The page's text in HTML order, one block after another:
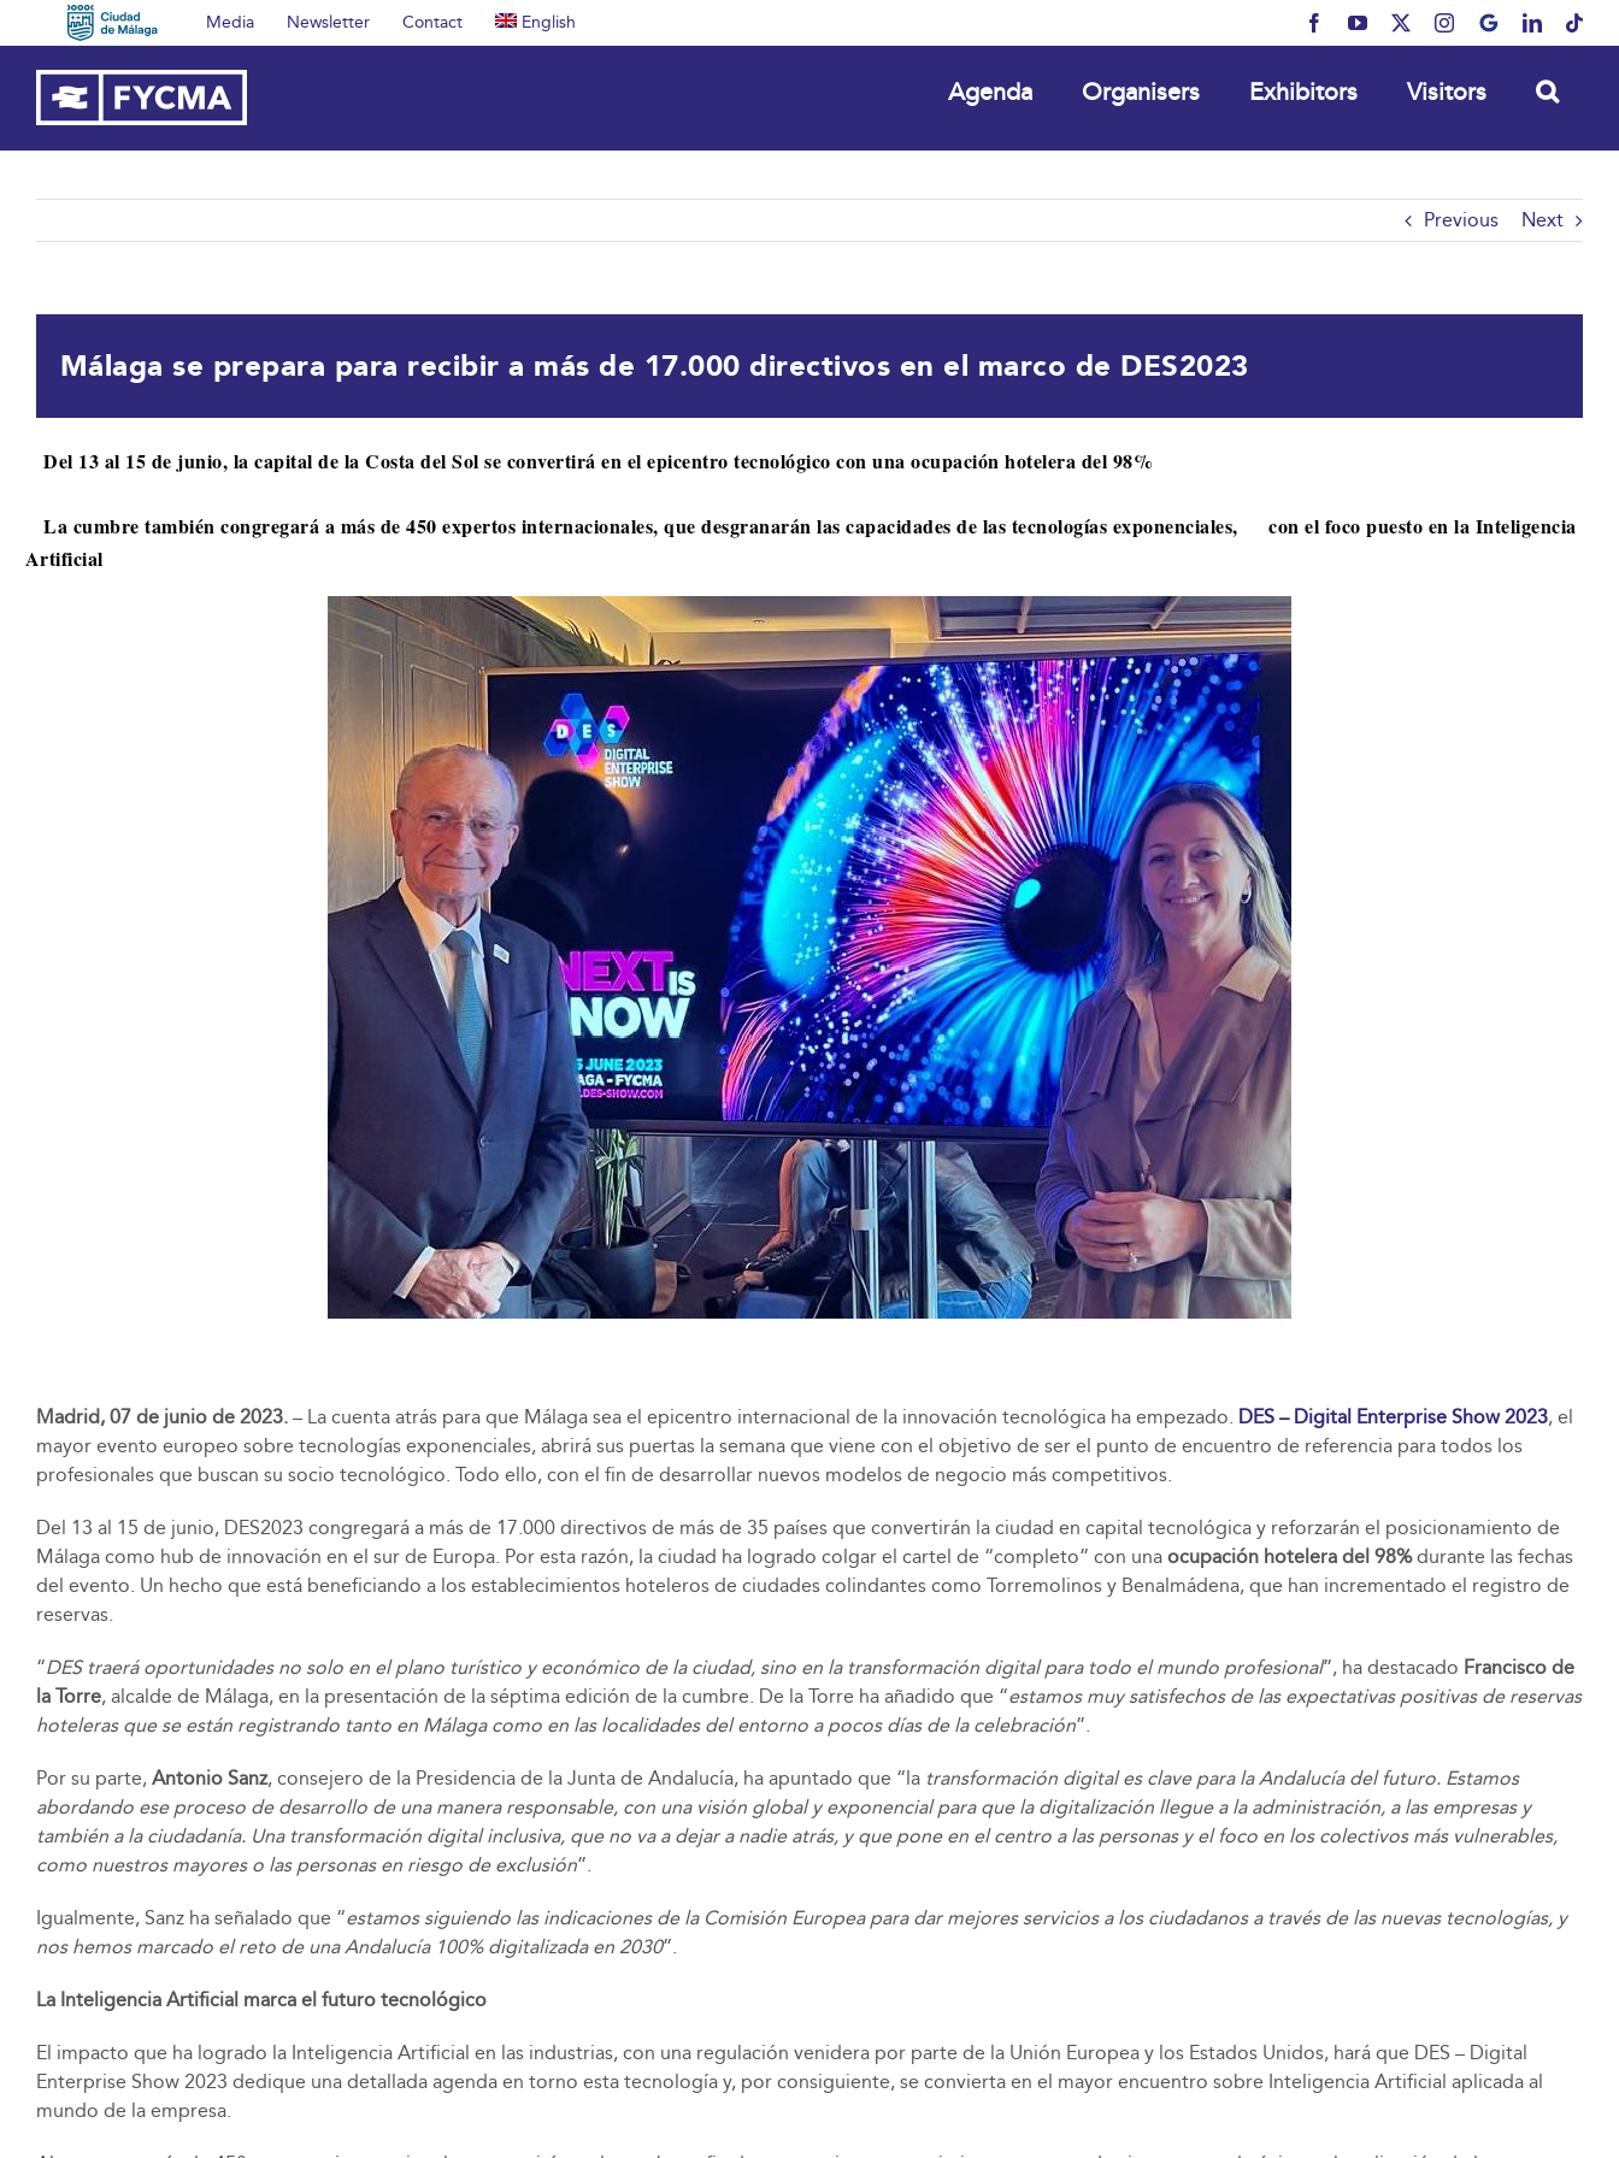
to
content
Media Newsletter Contact English FacebookYouTube Instagram
MyBusinessLinkedIn
Agenda Organisers Exhibitors Visitors
Previous Next
Málaga se prepara para recibir a más de 17.000 directivos en el marco de DES2023
Del 13 al 15 de junio, la capital de la Costa del Sol se convertirá en el epicentro tecnológico con una ocupación hotelera del 98%
La cumbre también congregará a más de 450 expertos internacionales, que desgranarán las capacidades de las tecnologías exponenciales, con el foco puesto en la Inteligencia
Artificial
Madrid, 07 de junio de 2023.– La cuenta atrás para que Málaga sea el epicentro internacional de la innovación tecnológica ha empezado. DES – Digital Enterprise Show 2023, el
mayor evento europeo sobre tecnologías exponenciales, abrirá sus puertas la semana que viene con el objetivo de ser el punto de encuentro de referencia para todos los
profesionales que buscan su socio tecnológico. Todo ello, con el fin de desarrollar nuevos modelos de negocio más competitivos.
Del 13 al 15 de junio, DES2023 congregará a más de 17.000 directivos de más de 35 países que convertirán la ciudad en capital tecnológica y reforzarán el posicionamiento de
Málaga como hub de innovación en el sur de Europa. Por esta razón, la ciudad ha logrado colgar el cartel de “completo” con una ocupación hotelera del 98%durante las fechas
del evento. Un hecho que está beneficiando a los establecimientos hoteleros de ciudades colindantes como Torremolinos y Benalmádena, que han incrementado el registro de
reservas.
“DES traerá oportunidades no solo en el plano turístico y económico de la ciudad, sino en la transformación digital para todo el mundo profesional”, ha destacado Francisco de
la Torre, alcalde de Málaga, en la presentación de la séptima edición de la cumbre. De la Torre ha añadido que “estamos muy satisfechos de las expectativas positivas de reservas
hoteleras que se están registrando tanto en Málaga como en las localidades del entorno a pocos días de la celebración”.
Por su parte, Antonio Sanz, consejero de la Presidencia de la Junta de Andalucía, ha apuntado que “la transformación digital es clave para la Andalucía del futuro. Estamos
abordando ese proceso de desarrollo de una manera responsable, con una visión global y exponencial para que la digitalización llegue a la administración, a las empresas y
también a la ciudadanía. Una transformación digital inclusiva, que no va a dejar a nadie atrás, y que pone en el centro a las personas y el foco en los colectivos más vulnerables,
como nuestros mayores o las personas en riesgo de exclusión”.
Igualmente, Sanz ha señalado que “estamos siguiendo las indicaciones de la Comisión Europea para dar mejores servicios a los ciudadanos a través de las nuevas tecnologías, y
nos hemos marcado el reto de una Andalucía 100% digitalizada en 2030”.
La Inteligencia Artificial marca el futuro tecnológico
El impacto que ha logrado la Inteligencia Artificial en las industrias, con una regulación venidera por parte de la Unión Europea y los Estados Unidos, hará que DES – Digital
Enterprise Show 2023 dedique una detallada agenda en torno esta tecnología y, por consiguiente, se convierta en el mayor encuentro sobre Inteligencia Artificial aplicada al
mundo de la empresa.